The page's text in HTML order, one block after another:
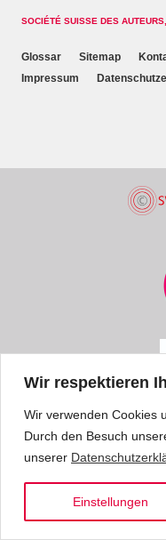
Wir respektieren
Wir verwenden Cookies
Durch den Besuch
unserer
Einstellungen
SOCIÉTÉ SUISSE DES
Glossar Sitemap
Impressum